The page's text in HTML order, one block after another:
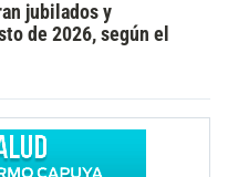
jubilados y
de 2026, según el